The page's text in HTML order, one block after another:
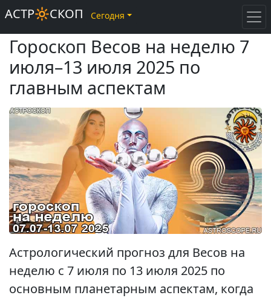
Гороскоп Весов на неделю 7
июля–13 июля 2025 по
главным аспектам
Астрологический прогноз для Весов на
неделю с 7 июля по 13 июля 2025 по
основным планетарным аспектам, когда
АСТР🔆СКОП Сегодня